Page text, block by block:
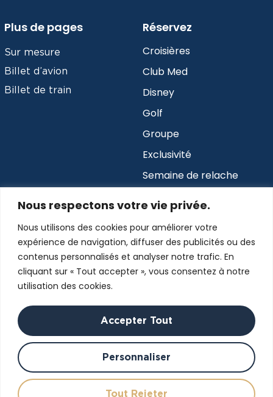
Nous respectons votre vie privée.
Nous utilisons des cookies pour améliorer votre
expérience de navigation, diffuser des publicités ou des
contenus personnalisés et analyser notre trafic. En
cliquant sur « Tout accepter », vous consentez à notre
utilisation des cookies.
Personnaliser
Tout Rejeter
Accepter Tout
Plus de pages
Sur mesure
Billet d’avion
Billet de train
Réservez
Croisières
Club Med
Disney
Golf
Groupe
Exclusivité
Semaine de relache
Abonnez-vous à notre infolettre
Envoyer